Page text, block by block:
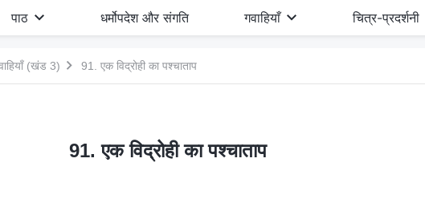
पाठ धर्मोपदेश और संगति गवाहियाँ चित्र-प्रदर्शनी
(खंड 3) 91. एक विद्रोही का पश्चाताप
91. एक विद्रोही का पश्चाताप